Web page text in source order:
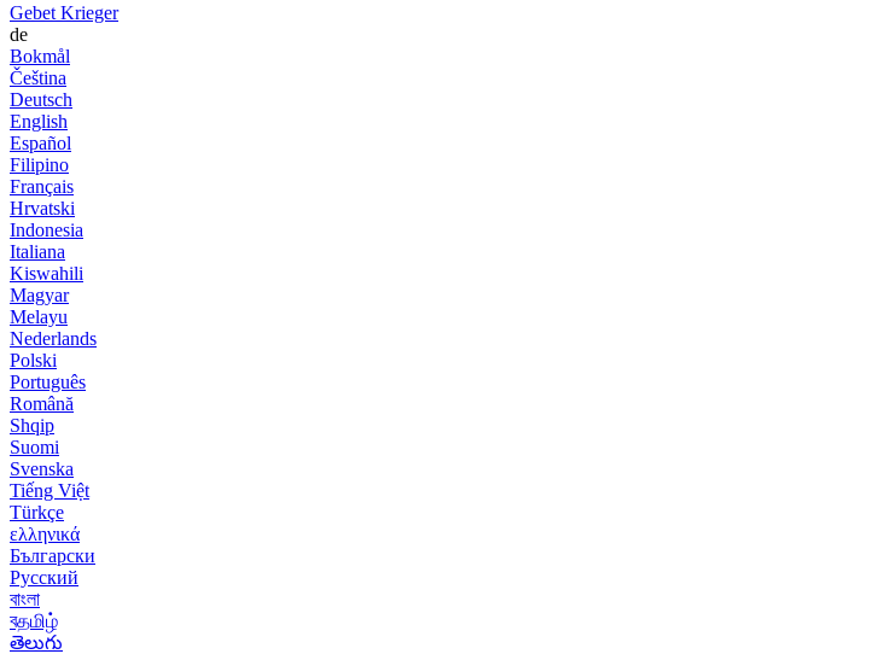
Gebet Krieger
de
Bokmål
Čeština
Deutsch
English
Español
Filipino
Français
Hrvatski
Indonesia
Italiana
Kiswahili
Magyar
Melayu
Nederlands
Polski
Português
Română
Shqip
Suomi
Svenska
Tiếng Việt
Türkçe
ελληνικά
Български
Русский
বাংলা
বதமிழ்
తెలుగు